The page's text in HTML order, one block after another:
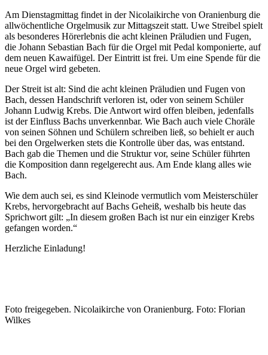
Am Dienstagmittag findet in der Nicolaikirche von Oranienburg die
allwöchentliche Orgelmusik zur Mittagszeit statt. Uwe Streibel spielt
als besonderes Hörerlebnis die acht kleinen Präludien und Fugen,
die Johann Sebastian Bach für die Orgel mit Pedal komponierte, auf
dem neuen Kawaifügel. Der Eintritt ist frei. Um eine Spende für die
neue Orgel wird gebeten.
Der Streit ist alt: Sind die acht kleinen Präludien und Fugen von
Bach, dessen Handschrift verloren ist, oder von seinem Schüler
Johann Ludwig Krebs. Die Antwort wird offen bleiben, jedenfalls
ist der Einfluss Bachs unverkennbar. Wie Bach auch viele Choräle
von seinen Söhnen und Schülern schreiben ließ, so behielt er auch
bei den Orgelwerken stets die Kontrolle über das, was entstand.
Bach gab die Themen und die Struktur vor, seine Schüler führten
die Komposition dann regelgerecht aus. Am Ende klang alles wie
Bach.
Wie dem auch sei, es sind Kleinode vermutlich vom Meisterschüler
Krebs, hervorgebracht auf Bachs Geheiß, weshalb bis heute das
Sprichwort gilt: „In diesem großen Bach ist nur ein einziger Krebs
gefangen worden.“
Herzliche Einladung!
Foto freigegeben. Nicolaikirche von Oranienburg. Foto: Florian
Wilkes